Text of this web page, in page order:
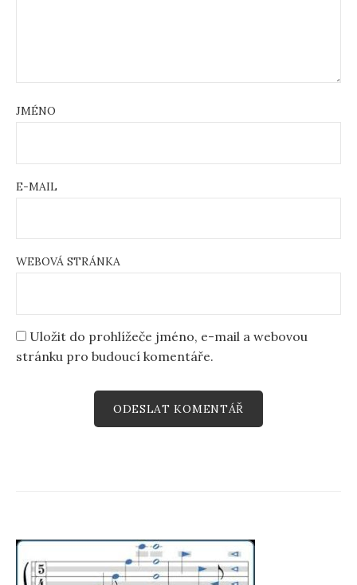
JMÉNO
E-MAIL
WEBOVÁ STRÁNKA
Uložit do prohlížeče jméno, e-mail a webovou
stránku pro budoucí komentáře.